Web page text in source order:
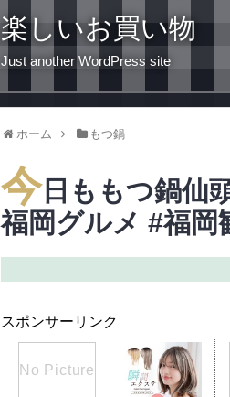
楽しいお買い物
Just another WordPress site
ホーム もつ鍋
今日ももつ鍋仙
福岡グルメ #福岡
スポンサーリンク